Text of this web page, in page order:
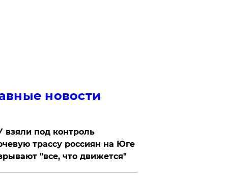
новости
взяли под контроль
трассу россиян на Юге
"все, что движется"